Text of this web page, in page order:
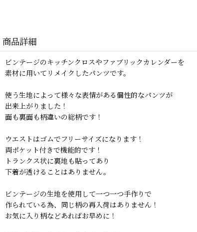
商品詳細
ビンテージのキッチンクロスやファブリックカレンダーを
素材に用いてリメイクしたパンツです。
使う生地によって様々な表情がある個性的なパンツが
出来上がりました！
面も裏面も柄違いの総柄です！
ウエストはゴムでフリーサイズになります！
両ポケット付きで機能的です！
トランクス状に裏地も貼ってあり
下着が透けることはありません。
ビンテージの生地を使用して一つ一つ手作りで
作られている為、同じ柄の再入荷はありません！
お気に入り柄などあればお早めに！